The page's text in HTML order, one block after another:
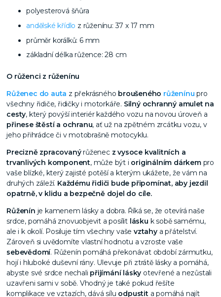
polyesterová šňůra
andělské křídlo z růženínu: 37 x 17 mm
průměr korálků: 6 mm
základní délka růžence: 28 cm
O růženci z růženínu
Růženec do auta z překrásného broušeného růženínu pro
všechny řidiče, řidičky i motorkáře. Silný ochranný amulet na
cesty, který povýší interiér každého vozu na novou úroveň a
přinese štěstí a ochranu, ať už na zpětném zrcátku vozu, v
jeho přihrádce či v motobrašně motocyklu.
Precizně zpracovanýrůženec z vysoce kvalitních a
trvanlivých komponent, může být i originálním dárkem pro
vaše blízké, který zajisté potěší a kterým ukážete, že vám na
druhých záleží. Každému řidiči bude připomínat, aby jezdil
opatrně, v klidu a bezpečně dojel do cíle.
Růženín je kamenem lásky a dobra. Říká se, že otevírá naše
srdce, pomáhá znovuobjevit a posílit lásku k sobě samému,
ale i k okolí. Posiluje tím všechny vaše vztahya přátelství.
Zároveň si uvědomíte vlastní hodnotu a vzroste vaše
sebevědomí. Růženín pomáhá překonávat období zármutku,
hojí i hluboké duševní rány. Ulevuje při ztrátě lásky a pomáhá,
abyste své srdce nechali přijímání lásky otevřené a nezůstali
uzavřeni sami v sobě. Vhodný je také pokud řešíte
komplikace ve vztazích, dává sílu odpustita pomáhá najít